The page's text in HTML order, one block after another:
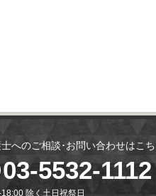
へのご相談･お問い合わせはこち
03-5532-1112
除く土日祝祭日